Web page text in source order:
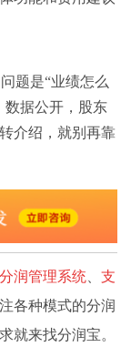
题是“业绩怎么
数据公开，股东
介绍，就别再靠
分润管理系统
支
各种模式的分润
就来找分润宝。